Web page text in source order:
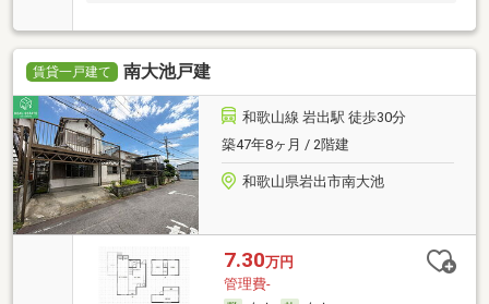
賃貸一戸建て 南大池戸建
和歌山線 岩出駅 徒歩30分
築47年8ヶ月 / 2階建
和歌山県岩出市南大池
7.30万円
管理費-